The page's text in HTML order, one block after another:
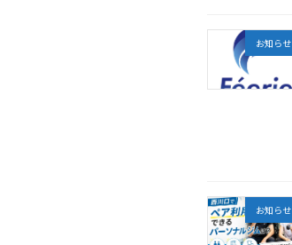
お知らせ
お知らせ